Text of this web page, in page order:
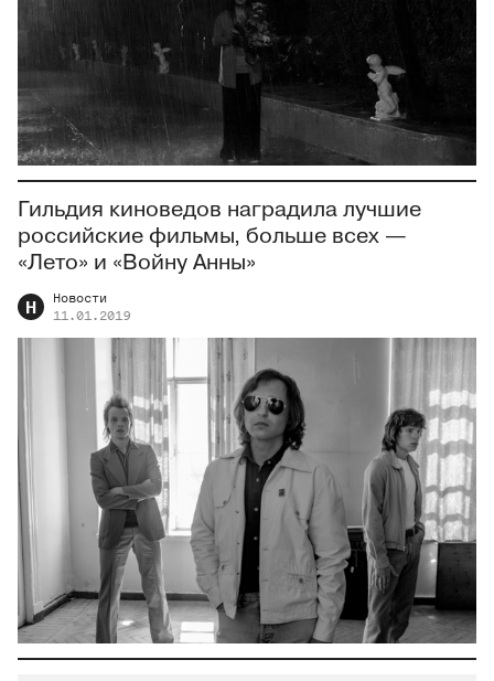
Гильдия киноведов наградила лучшие
российские фильмы, больше всех —
«Лето» и «Войну Анны»
Н
Новости
11.01.2019